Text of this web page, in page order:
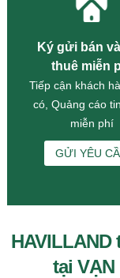
Ký gửi bán
thuê miễn
Tiếp cận khách
có, Quảng cáo
miễn phí
GỬI YÊU
tại VẠN